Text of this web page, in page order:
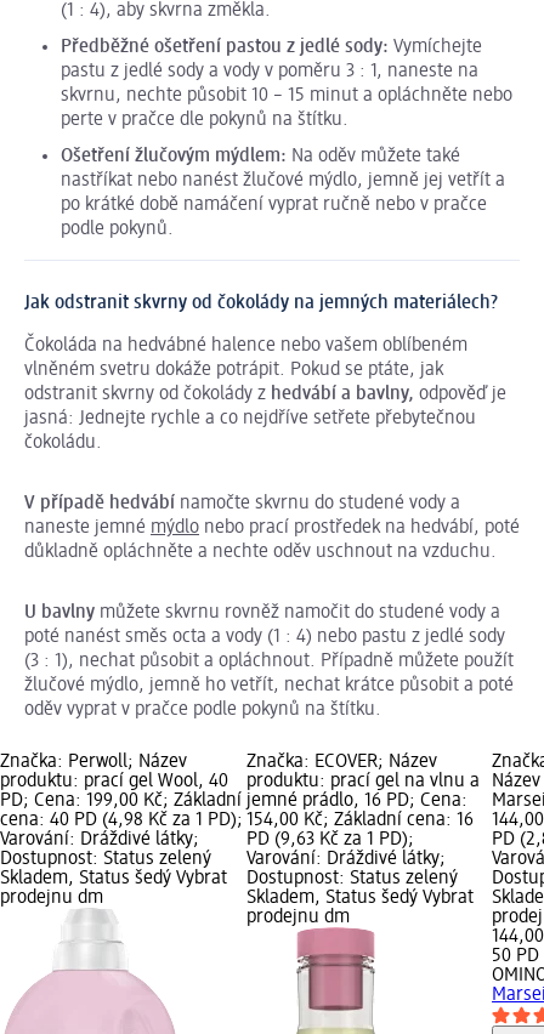
(1 : 4), aby skvrna změkla.
Předběžné ošetření pastou z jedlé sody: Vymíchejte
pastu z jedlé sody a vody v poměru 3 : 1, naneste na
skvrnu, nechte působit 10 – 15 minut a opláchněte nebo
perte v pračce dle pokynů na štítku.
Ošetření žlučovým mýdlem: Na oděv můžete také
nastříkat nebo nanést žlučové mýdlo, jemně jej vetřít a
po krátké době namáčení vyprat ručně nebo v pračce
podle pokynů.
Jak odstranit skvrny od čokolády na jemných materiálech?
Čokoláda na hedvábné halence nebo vašem oblíbeném
vlněném svetru dokáže potrápit. Pokud se ptáte, jak
odstranit skvrny od čokolády z hedvábí a bavlny, odpověď je
jasná: Jednejte rychle a co nejdříve setřete přebytečnou
čokoládu.
V případě hedvábí namočte skvrnu do studené vody a
naneste jemné mýdlo nebo prací prostředek na hedvábí, poté
důkladně opláchněte a nechte oděv uschnout na vzduchu.
U bavlny můžete skvrnu rovněž namočit do studené vody a
poté nanést směs octa a vody (1 : 4) nebo pastu z jedlé sody
(3 : 1), nechat působit a opláchnout. Případně můžete použít
žlučové mýdlo, jemně ho vetřít, nechat krátce působit a poté
oděv vyprat v pračce podle pokynů na štítku.
Značka: Perwoll; Název
produktu: prací gel Wool, 40
PD; Cena: 199,00 Kč; Základní
cena: 40 PD (4,98 Kč za 1 PD);
Varování: Dráždivé látky;
Dostupnost: Status zelený
Skladem, Status šedý Vybrat
prodejnu dm
Značka: ECOVER; Název
produktu: prací gel na vlnu a
jemné prádlo, 16 PD; Cena:
154,00 Kč; Základní cena: 16
PD (9,63 Kč za 1 PD);
Varování: Dráždivé látky;
Dostupnost: Status zelený
Skladem, Status šedý Vybrat
prodejnu dm
PD
50